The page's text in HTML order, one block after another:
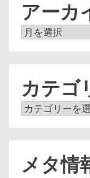
アーカ
ア
カテゴ
カ
メタ情